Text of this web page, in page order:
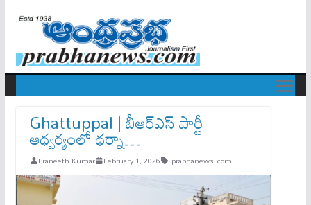
Ghattuppal | బీఆర్ఎస్ పార్టీ
ఆధ్వర్యంలో ధర్నా…
Praneeth Kumar February 1, 2026 prabhanews. com